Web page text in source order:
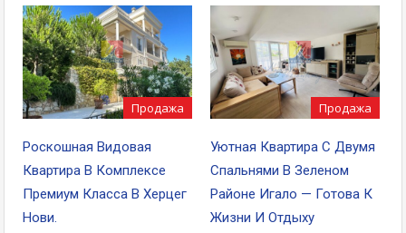
Продажа
Роскошная Видовая
Квартира В Комплексе
Премиум Класса В Херцег
Нови.
Продажа
Уютная Квартира С Двумя
Спальнями В Зеленом
Районе Игало — Готова К
Жизни И Отдыху